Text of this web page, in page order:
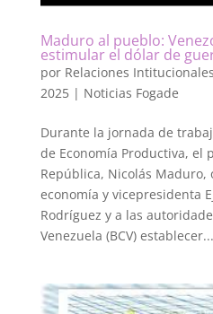
Maduro al pueblo:
estimular el dólar de
por Relaciones
2025| Noticias Fogade
Durante la jornada de
de Economía Productiva, el
República, Nicolás
economía y vicepresidenta
Rodríguez y a las
Venezuela (BCV) establecer...